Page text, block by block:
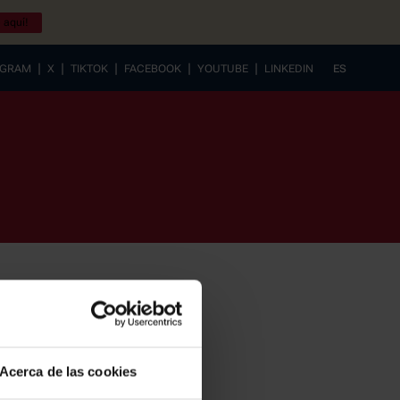
Acerca de las cookies
aquí!
| X | TIKTOK | FACEBOOK | YOUTUBE | LINKEDIN
ES